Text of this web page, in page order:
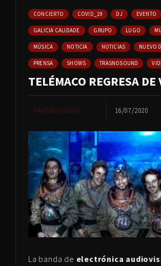
CONCIERTO COVID_19 DJ EVENTO
GALICIA CALIDADE GRUPO LUGO
MÚSICA NOTICIA NOTICIAS NUEVO
PRENSA SHOWS TRASNOSOUND
TELÉMACO REGRESA DE
TRASNOSOUND 16/07/2020
La banda de electrónica